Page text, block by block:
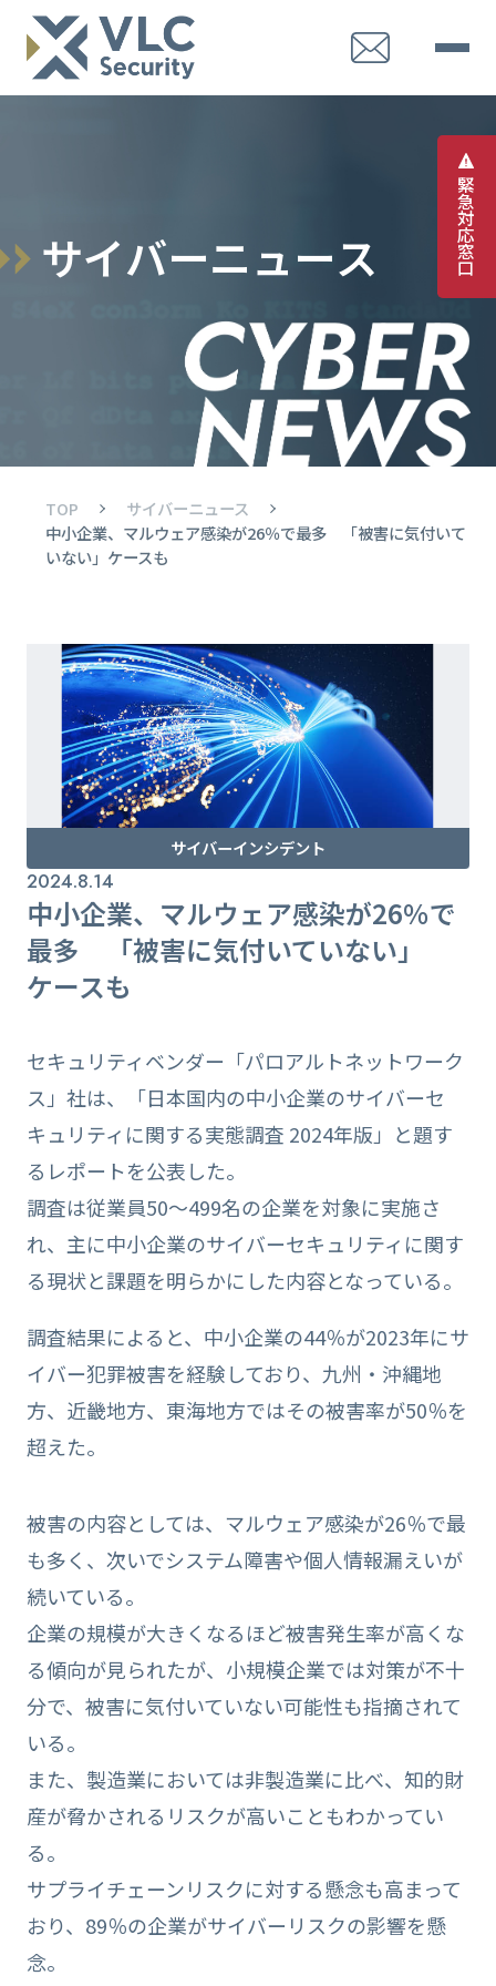
緊
急
対
応
窓
口
サイバーニュース
TOP
サイバーニュース
中小企業、マルウェア感染が26％で最多 「被害に気付いて
いない」ケースも
サイバーインシデント
2024.8.14
中小企業、マルウェア感染が26％で
最多 「被害に気付いていない」
ケースも
セキュリティベンダー「パロアルトネットワーク
ス」社は、「日本国内の中小企業のサイバーセ
キュリティに関する実態調査 2024年版」と題す
るレポートを公表した。
調査は従業員50～499名の企業を対象に実施さ
れ、主に中小企業のサイバーセキュリティに関す
る現状と課題を明らかにした内容となっている。
調査結果によると、中小企業の44％が2023年にサ
イバー犯罪被害を経験しており、九州・沖縄地
方、近畿地方、東海地方ではその被害率が50％を
超えた。
被害の内容としては、マルウェア感染が26％で最
も多く、次いでシステム障害や個人情報漏えいが
続いている。
企業の規模が大きくなるほど被害発生率が高くな
る傾向が見られたが、小規模企業では対策が不十
分で、被害に気付いていない可能性も指摘されて
いる。
また、製造業においては非製造業に比べ、知的財
産が脅かされるリスクが高いこともわかってい
る。
サプライチェーンリスクに対する懸念も高まって
おり、89％の企業がサイバーリスクの影響を懸
念。